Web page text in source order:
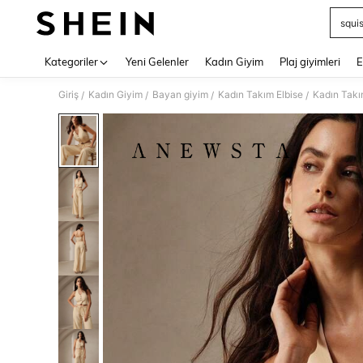
Kategoriler Yeni Gelenler Kadın Giyim Plaj giyimleri
Giriş / Kadın Giyim / Bayan giyim / Kadın Takım Elbise / Kadın